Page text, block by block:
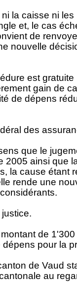
la caisse ni
et, le cas
de
nouvelle
est gratuite
gain de
de dépens
des
que le
2005 ainsi que
la cause étant
rende une
de
dépens pour la
de Vaud
au